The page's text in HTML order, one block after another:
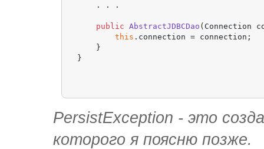
    . . .
public AbstractJDBCDao (Connection
this .connection = connection;
    }
PersistException - это
которого я поясню позже.